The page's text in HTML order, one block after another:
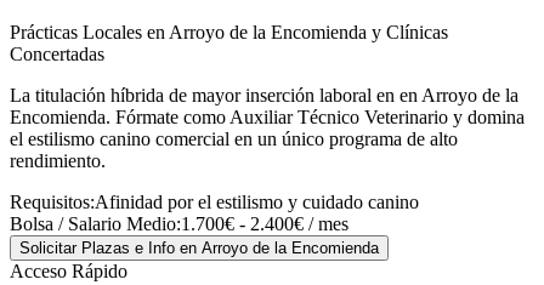
Prácticas Locales en Arroyo de la Encomienda y Clínicas
Concertadas
La titulación híbrida de mayor inserción laboral en en Arroyo de la
Encomienda. Fórmate como Auxiliar Técnico Veterinario y domina
el estilismo canino comercial en un único programa de alto
rendimiento.
Requisitos:Afinidad por el estilismo y cuidado canino
Bolsa / Salario Medio:1.700€ - 2.400€ / mes
Solicitar Plazas e Info en Arroyo de la Encomienda
Acceso Rápido